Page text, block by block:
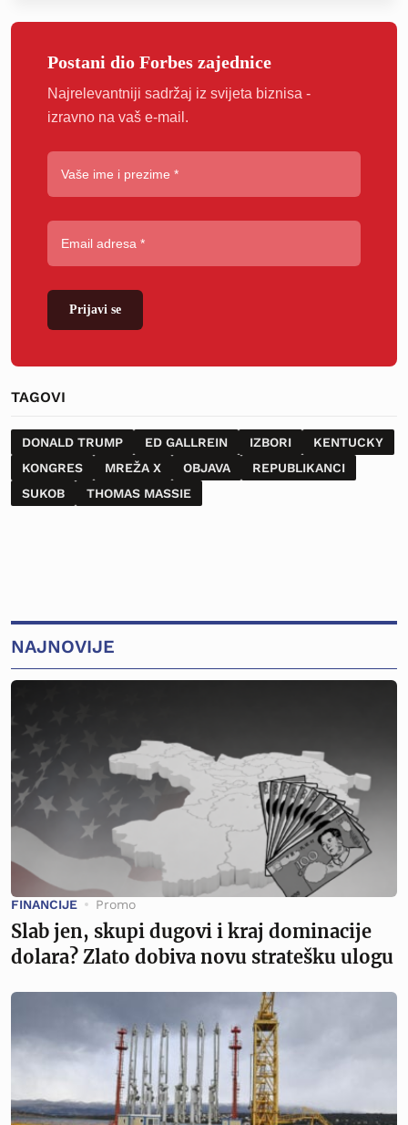
Postani dio Forbes zajednice
Najrelevantniji sadržaj iz svijeta biznisa -
izravno na vaš e-mail.
Prijavi se
TAGOVI
DONALD TRUMP ED GALLREIN IZBORI
KENTUCKY
KONGRES
MREŽA X OBJAVA
REPUBLIKANCI
SUKOB
THOMAS MASSIE
NAJNOVIJE
FINANCIJE Promo
Slab jen, skupi dugovi i kraj dominacije
dolara? Zlato dobiva novu stratešku ulogu